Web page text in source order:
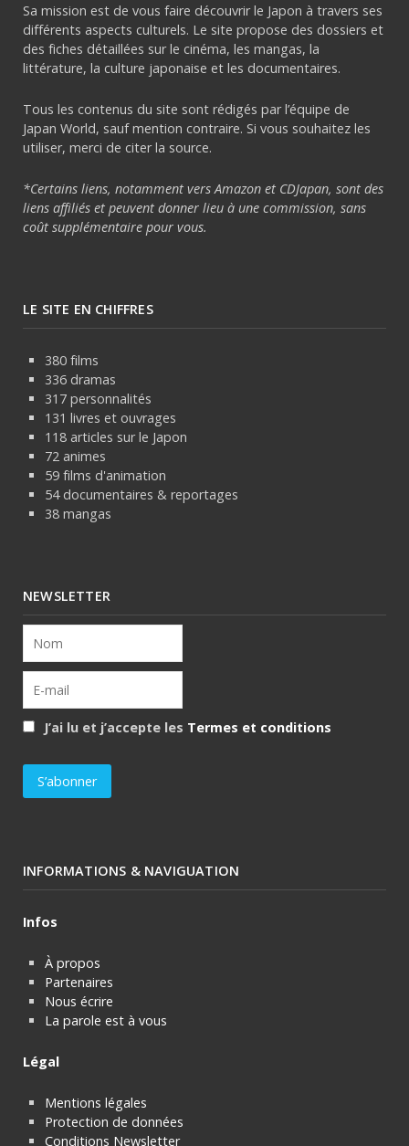
Sa mission est de vous faire découvrir le Japon à travers ses
différents aspects culturels. Le site propose des dossiers et
des fiches détaillées sur le cinéma, les mangas, la
littérature, la culture japonaise et les documentaires.
Tous les contenus du site sont rédigés par l’équipe de
Japan World, sauf mention contraire. Si vous souhaitez les
utiliser, merci de citer la source.
*Certains liens, notamment vers Amazon et CDJapan, sont des
liens affiliés et peuvent donner lieu à une commission, sans
coût supplémentaire pour vous.
LE SITE EN CHIFFRES
380 films
336 dramas
317 personnalités
131 livres et ouvrages
118 articles sur le Japon
72 animes
59 films d'animation
54 documentaires & reportages
38 mangas
NEWSLETTER
J’ai lu et j’accepte les Termes et conditions
INFORMATIONS & NAVIGUATION
Infos
À propos
Partenaires
Nous écrire
La parole est à vous
Légal
Mentions légales
Protection de données
Conditions Newsletter